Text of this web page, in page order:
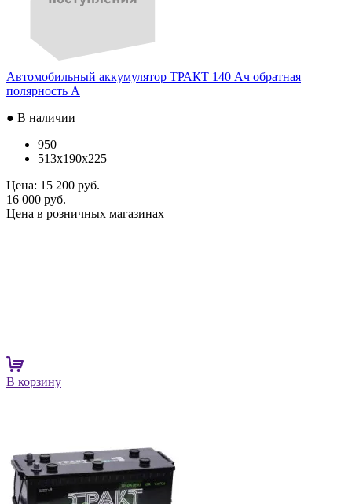
Автомобильный аккумулятор ТРАКТ 140 Ач обратная
полярность A
● В наличии
950
513x190x225
Цена: 15 200 руб.
16 000 руб.
Цена в розничных магазинах
В корзину